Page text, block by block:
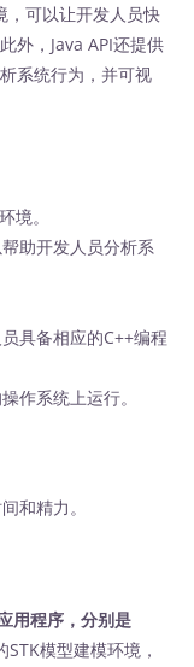
，可以让开发人员快
外，Java API还提供
系统行为，并可视
境。
助开发人员分析系
具备相应的C++编程
作系统上运行。
和精力。
用程序，分别是
模型建模环境，